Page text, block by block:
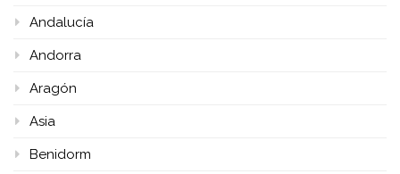
Andalucía
Andorra
Aragón
Asia
Benidorm